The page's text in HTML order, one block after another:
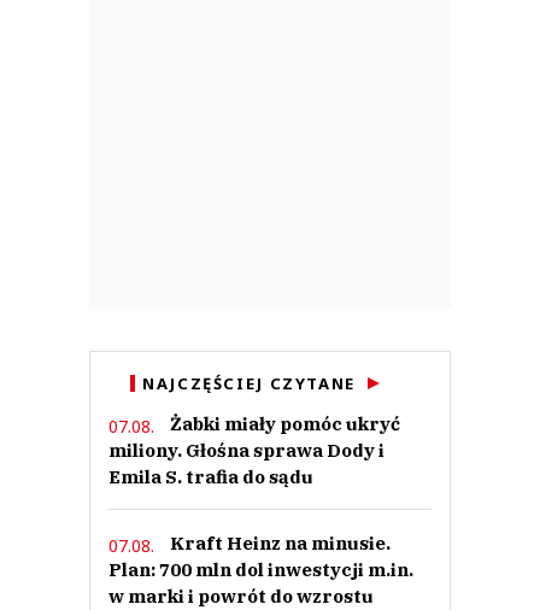
NAJCZĘŚCIEJ CZYTANE
07.08.
Żabki miały pomóc ukryć
miliony. Głośna sprawa Dody i
Emila S. trafia do sądu
07.08.
Kraft Heinz na minusie.
Plan: 700 mln dol inwestycji m.in.
w marki i powrót do wzrostu